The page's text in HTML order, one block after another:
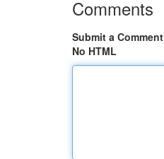
Comments
Submit a Comment
No HTML